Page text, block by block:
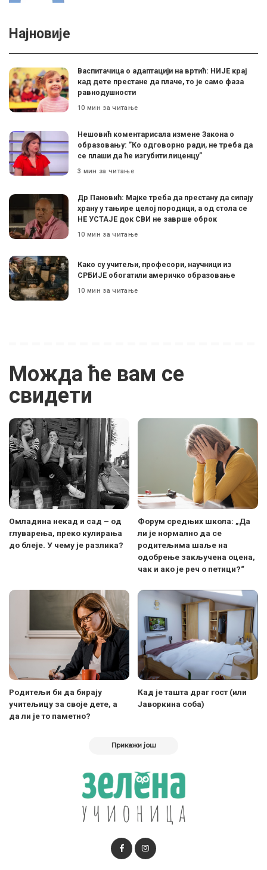
Најновије
Васпитачица о адаптацији на вртић: НИЈЕ крај
кад дете престане да плаче, то је само фаза
равнодушности
10 мин за читање
Нешовић коментарисала измене Закона о
образовању: ”Ко одговорно ради, не треба да
се плаши да ће изгубити лиценцу”
3 мин за читање
Др Пановић: Мајке треба да престану да сипају
храну у тањире целој породици, а од стола се
НЕ УСТАЈЕ док СВИ не заврше оброк
10 мин за читање
Како су учитељи, професори, научници из
СРБИЈЕ обогатили америчко образовање
10 мин за читање
Можда ће вам се
свидети
Омладина некад и сад – од
глуварења, преко кулирања
до блеје. У чему је разлика?
Форум средњих школа: „Да
ли је нормално да се
родитељима шаље на
одобрење закључена оцена,
чак и ако је реч о петици?“
Родитељи би да бирају
учитељицу за своје дете, а
да ли је то паметно?
Кад је ташта драг гост (или
Јаворкина соба)
Прикажи још